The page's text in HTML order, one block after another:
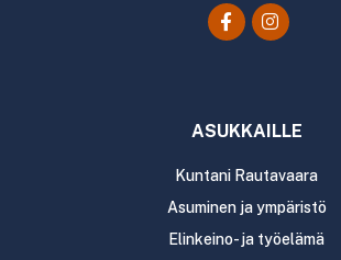
ASUKKAILLE
Kuntani Rautavaara
Asuminen ja ympäristö
Elinkeino- ja työelämä